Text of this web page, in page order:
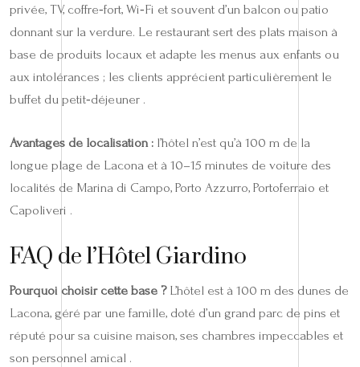
privée, TV, coffre‑fort, Wi‑Fi et souvent d’un balcon ou patio
donnant sur la verdure. Le restaurant sert des plats maison à
base de produits locaux et adapte les menus aux enfants ou
aux intolérances ; les clients apprécient particulièrement le
buffet du petit‑déjeuner .
Avantages de localisation : l’hôtel n’est qu’à 100 m de la
longue plage de Lacona et à 10–15 minutes de voiture des
localités de Marina di Campo, Porto Azzurro, Portoferraio et
Capoliveri .
FAQ de l’Hôtel Giardino
Pourquoi choisir cette base ?L’hôtel est à 100 m des dunes de
Lacona, géré par une famille, doté d’un grand parc de pins et
réputé pour sa cuisine maison, ses chambres impeccables et
son personnel amical .